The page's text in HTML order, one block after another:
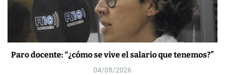
Paro docente: “¿cómo se vive el salario que tenemos?”
04/08/2026